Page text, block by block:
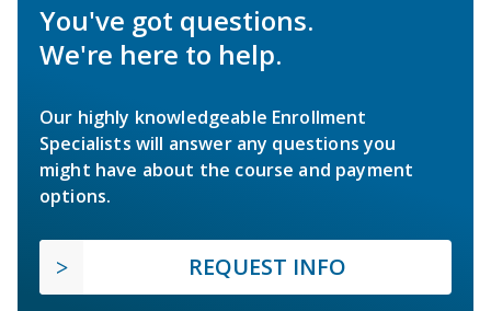
You've got questions.
We're here to help.
Our highly knowledgeable Enrollment
Specialists will answer any questions you
might have about the course and payment
options.
REQUEST INFO